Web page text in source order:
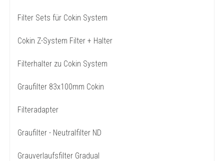
Filter Sets für Cokin System
Cokin Z-System Filter + Halter
Filterhalter zu Cokin System
Graufilter 83x100mm Cokin
Filteradapter
Graufilter - Neutralfilter ND
Grauverlaufsfilter Gradual